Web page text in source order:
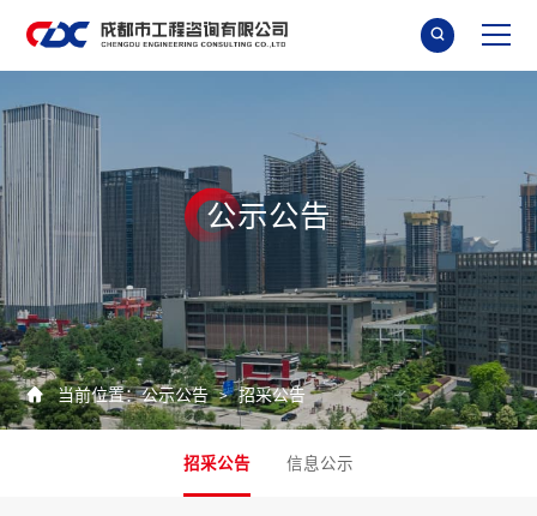

公示公告
 当前位置：公示公告 > 招采公告
招采公告 信息公示